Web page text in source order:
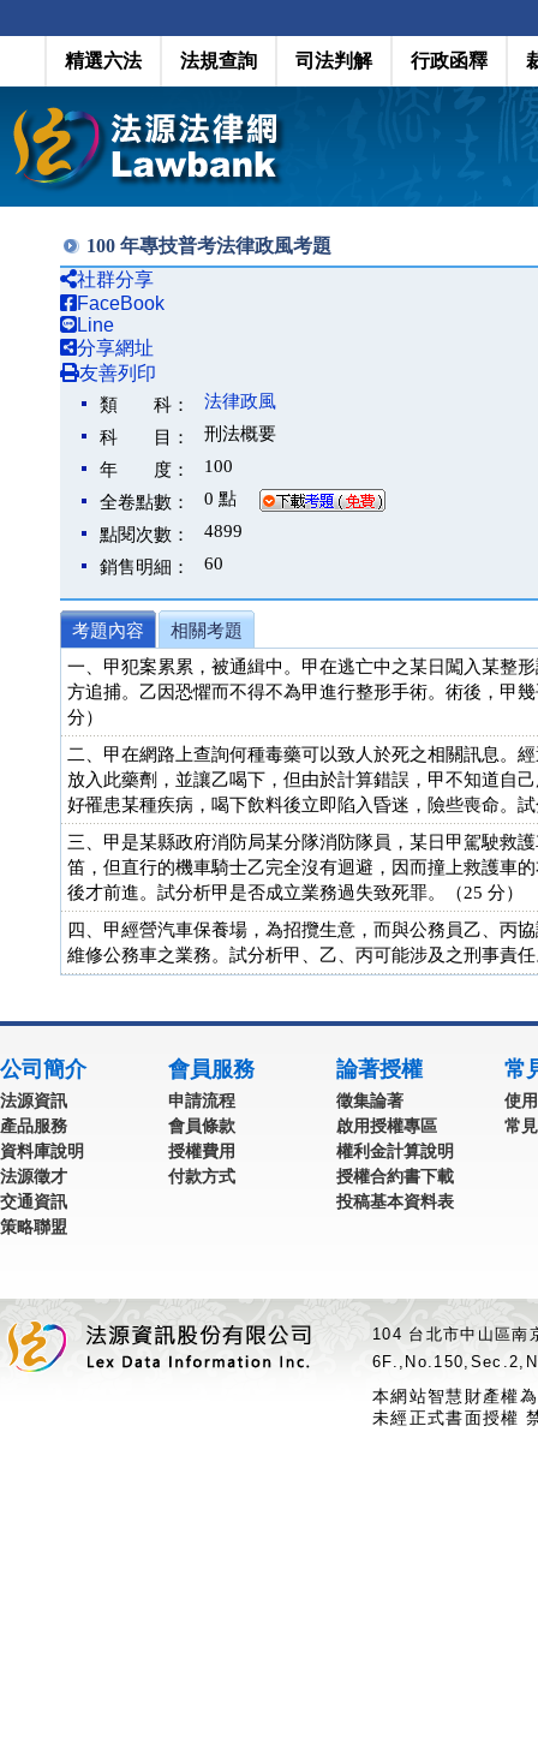
精選六法 法規查詢 司法判解 行政函釋
100 年專技普考法律政風考題
社群分享
FaceBook
Line
分享網址
友善列印
類 科：
法律政風
科 目：
刑法概要
年 度：
100
全卷點數：
0 點
點閱次數：
4899
銷售明細：
60
考題內容
相關考題
一、甲犯案累累，被通緝中。甲在逃亡中之某日闖入某整
方追捕。乙因恐懼而不得不為甲進行整形手術。術後，甲
分）
二、甲在網路上查詢何種毒藥可以致人於死之相關訊息。
放入此藥劑，並讓乙喝下，但由於計算錯誤，甲不知道自
好罹患某種疾病，喝下飲料後立即陷入昏迷，險些喪命。
三、甲是某縣政府消防局某分隊消防隊員，某日甲駕駛救
笛，但直行的機車騎士乙完全沒有迴避，因而撞上救護車
後才前進。試分析甲是否成立業務過失致死罪。（25 分）
四、甲經營汽車保養場，為招攬生意，而與公務員乙、丙
維修公務車之業務。試分析甲、乙、丙可能涉及之刑事責
公司簡介
法源資訊
產品服務
資料庫說明
法源徵才
交通資訊
策略聯盟
會員服務
申請流程
會員條款
授權費用
付款方式
論著授權
徵集論著
啟用授權專區
權利金計算說明
授權合約書下載
投稿基本資料表
常
使
常
104 台北市中山區
本網站智慧財產權
未經正式書面授權